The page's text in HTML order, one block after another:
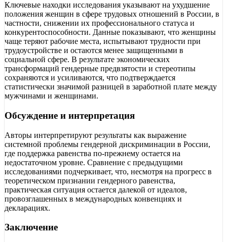
Ключевые находки исследования указывают на ухудшение
положения женщин в сфере трудовых отношений в России, в
частности, снижении их профессионального статуса и
конкурентоспособности. Данные показывают, что женщины
чаще теряют рабочие места, испытывают трудности при
трудоустройстве и остаются менее защищенными в
социальной сфере. В результате экономических
трансформаций гендерные предвзятости и стереотипы
сохраняются и усиливаются, что подтверждается
статистически значимой разницей в заработной плате между
мужчинами и женщинами.
Обсуждение и интерпретация
Авторы интерпретируют результаты как выражение
системной проблемы гендерной дискриминации в России,
где поддержка равенства по-прежнему остается на
недостаточном уровне. Сравнение с предыдущими
исследованиями подчеркивает, что, несмотря на прогресс в
теоретическом признании гендерного равенства,
практическая ситуация остается далекой от идеалов,
провозглашенных в международных конвенциях и
декларациях.
Заключение